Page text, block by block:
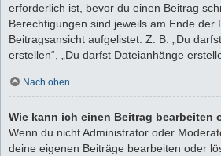
erforderlich ist, bevor du einen Beitrag
Berechtigungen sind jeweils am Ende der
Beitragsansicht aufgelistet. Z. B. „Du
erstellen“, „Du darfst Dateianhänge
Nach oben
Wie kann ich einen Beitrag bearbeiten
Wenn du nicht Administrator oder
deine eigenen Beiträge bearbeiten oder